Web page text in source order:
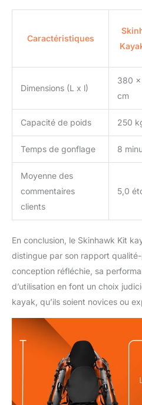
Caractéristiques
Dimensions (L x l)
380
cm
Capacité de poids 250
Temps de gonflage 8
Moyenne des
commentaires
clients
5,0
En conclusion, le Skinhawk Kit
distingue par son rapport
conception réfléchie, sa
d’utilisation en font un choix
kayak, qu’ils soient novices ou